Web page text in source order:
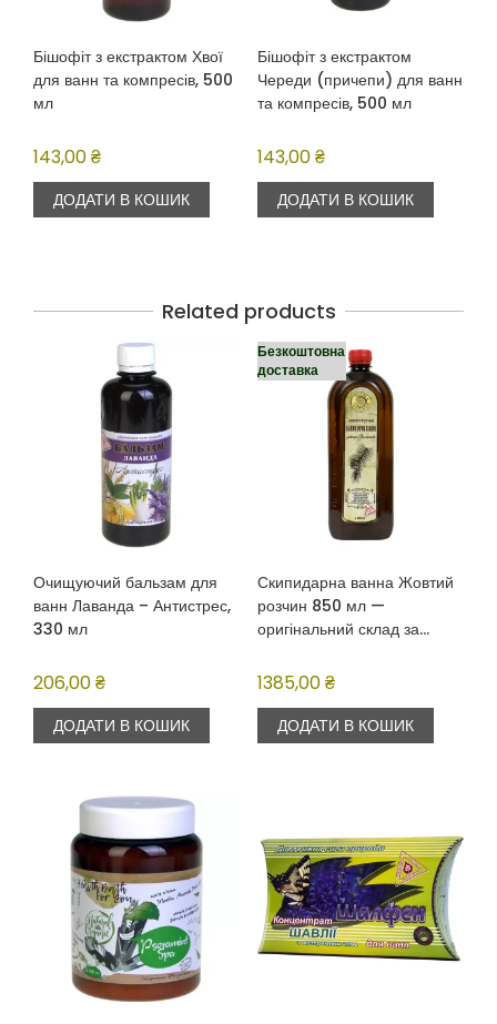
Бішофіт з екстрактом Хвої
для ванн та компресів, 500
мл
143,00₴
ДОДАТИ В КОШИК
Бішофіт з екстрактом
Череди (причепи) для ванн
та компресів, 500 мл
143,00₴
ДОДАТИ В КОШИК
Related products
Очищуючий бальзам для
ванн Лаванда – Антистрес,
330 мл
206,00₴
ДОДАТИ В КОШИК
Безкоштовна
доставка
Скипидарна ванна Жовтий
розчин 850 мл —
оригінальний склад за
1385,00₴
ДОДАТИ В КОШИК